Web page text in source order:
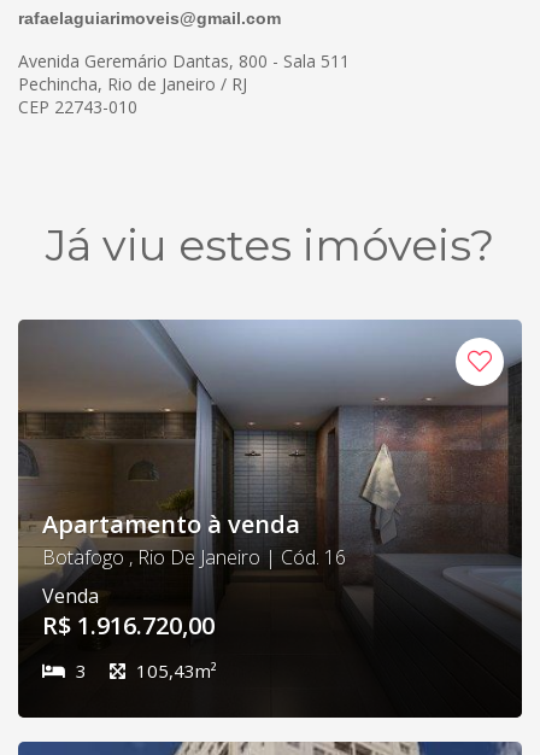
rafaelaguiarimoveis@gmail.com
Avenida Geremário Dantas, 800 - Sala 511
Pechincha, Rio de Janeiro / RJ
CEP 22743-010
Já viu estes imóveis?
Apartamento à venda
Botafogo , Rio De Janeiro | Cód. 16
Venda
R$ 1.916.720,00
3 105,43m²